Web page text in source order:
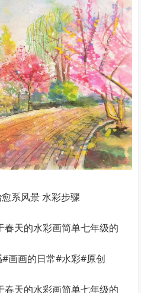
系风景 水彩步骤
画画的日常#水彩#原创